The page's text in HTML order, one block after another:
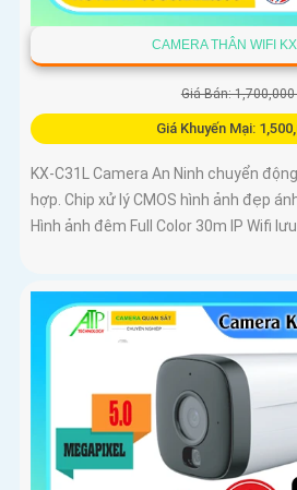
CAMERA THÂN WIFI
Giá Bán: 1,700,000
Giá Khuyến Mại:
KX-C31L Camera An Ninh chuyển
hợp. Chip xử lý CMOS hình ảnh đẹp
Hình ảnh đêm Full Color 30m IP Wifi